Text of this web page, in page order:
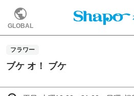
GLOBAL
フラワー
ブケ オ！ ブケ